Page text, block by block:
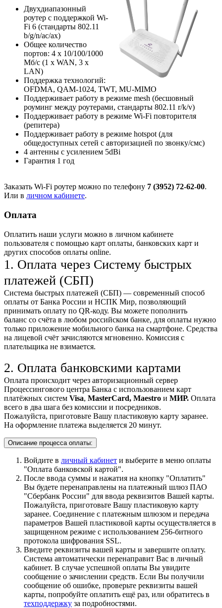
Двухдиапазонный
роутер с поддержкой Wi-
Fi 6 (стандарты 802.11
b/g/n/ac/ax)
Общее количество
портов: 4 х 10/100/1000
Мб/с (1 x WAN, 3 x
LAN)
Поддержка технологий:
OFDMA, QAM-1024, TWT, MU-MIMO
Поддерживает работу в режиме mesh (бесшовный
роуминг между роутерами, стандарты 802.11 r/k/v)
Поддерживает работу в режиме Wi-Fi повторителя
(репитера)
Поддерживает работу в режиме hotspot (для
общедоступных сетей с авторизацией по звонку/смс)
4 антенны с усилением 5dBi
Гарантия 1 год
Заказать Wi-Fi роутер можно по телефону 7 (3952) 72-62-00.
Или в личном кабинете.
Оплата
Оплатить наши услуги можно в личном кабинете
пользователя с помощью карт оплаты, банковских карт и
других способов оплаты online.
1. Оплата через Систему быстрых
платежей (СБП)
Система быстрых платежей (СБП) — современный способ
оплаты от Банка России и НСПК Мир, позволяющий
принимать оплату по QR-коду. Вы можете пополнить
баланс со счёта в любом российском банке, для оплаты нужно
только приложение мобильного банка на смартфоне. Средства
на лицевой счёт зачисляются мгновенно. Комиссия с
плательщика не взимается.
2. Оплата банковскими картами
Оплата происходит через авторизационный сервер
Процессингового центра Банка с использованием карт
платёжных систем Visa, MasterCard, Maestro и МИР. Оплата
всего в два шага без комиссии и посредников.
Пожалуйста, приготовьте Вашу пластиковую карту заранее.
На оформление платежа выделяется 20 минут.
Описание процесса оплаты:
Войдите в личный кабинет и выберите в меню оплаты
"Оплата банковской картой".
После ввода суммы и нажатия на кнопку "Оплатить"
Вы будете перенаправлены на платежный шлюз ПАО
"Сбербанк России" для ввода реквизитов Вашей карты.
Пожалуйста, приготовьте Вашу пластиковую карту
заранее. Соединение с платежным шлюзом и передача
параметров Вашей пластиковой карты осуществляется в
защищенном режиме с использованием 256-битного
протокола шифрования SSL.
Введите реквизиты вашей карты и завершите оплату.
Система автоматически перенаправит Вас в личный
кабинет. В случае успешной оплаты Вы увидите
сообщение о зачислении средств. Если Вы получили
сообщение об ошибке, проверьте реквизиты вашей
карты, попробуйте оплатить ещё раз, или обратитесь в
техподдержку за подробностями.